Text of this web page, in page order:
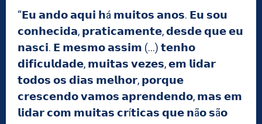
“𝗘𝘂 𝗮𝗻𝗱𝗼 𝗮𝗾𝘂𝗶 𝗵á 𝗺𝘂𝗶𝘁𝗼𝘀 𝗮𝗻𝗼𝘀. 𝗘𝘂 𝘀𝗼𝘂
𝗰𝗼𝗻𝗵𝗲𝗰𝗶𝗱𝗮, 𝗽𝗿𝗮𝘁𝗶𝗰𝗮𝗺𝗲𝗻𝘁𝗲, 𝗱𝗲𝘀𝗱𝗲 𝗾𝘂𝗲 𝗲𝘂
𝗻𝗮𝘀𝗰𝗶. 𝗘 𝗺𝗲𝘀𝗺𝗼 𝗮𝘀𝘀𝗶𝗺 (…) 𝘁𝗲𝗻𝗵𝗼
𝗱𝗶𝗳𝗶𝗰𝘂𝗹𝗱𝗮𝗱𝗲, 𝗺𝘂𝗶𝘁𝗮𝘀 𝘃𝗲𝘇𝗲𝘀, 𝗲𝗺 𝗹𝗶𝗱𝗮𝗿
𝘁𝗼𝗱𝗼𝘀 𝗼𝘀 𝗱𝗶𝗮𝘀 𝗺𝗲𝗹𝗵𝗼𝗿, 𝗽𝗼𝗿𝗾𝘂𝗲
𝗰𝗿𝗲𝘀𝗰𝗲𝗻𝗱𝗼 𝘃𝗮𝗺𝗼𝘀 𝗮𝗽𝗿𝗲𝗻𝗱𝗲𝗻𝗱𝗼, 𝗺𝗮𝘀 𝗲𝗺
𝗹𝗶𝗱𝗮𝗿 𝗰𝗼𝗺 𝗺𝘂𝗶𝘁𝗮𝘀 𝗰𝗿í𝘁𝗶𝗰𝗮𝘀 𝗾𝘂𝗲 𝗻ã𝗼 𝘀ã𝗼